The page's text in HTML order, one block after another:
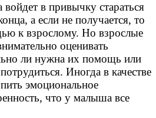
в привычку стараться
а если не получается, то
к взрослому. Но взрослые
оценивать
ли нужна их помощь или
Иногда в качестве
эмоциональное
что у малыша все